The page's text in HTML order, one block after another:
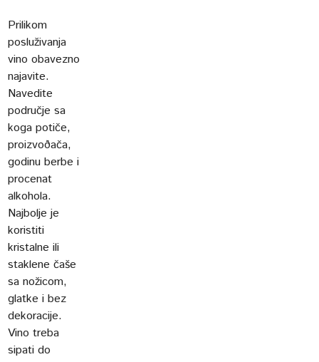
Prilikom
posluživanja
vino obavezno
najavite.
Navedite
područje sa
koga potiče,
proizvoðača,
godinu berbe i
procenat
alkohola.
Najbolje je
koristiti
kristalne ili
staklene čaše
sa nožicom,
glatke i bez
dekoracije.
Vino treba
sipati do